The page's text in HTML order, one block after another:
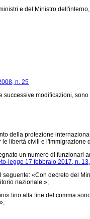
e del Ministro
n. 25
successive modificazioni,
della protezione
libertà civili e l'immigrazione
un numero di funzionari
legge 17 febbraio 2017, n. 13,
«Con decreto del
nazionale.»;
fino alla fine del comma